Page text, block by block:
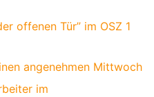
offenen Tür” im OSZ 1
angenehmen Mittwoch
im